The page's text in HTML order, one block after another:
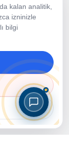
kalan analitik,
izninizle
bilgi